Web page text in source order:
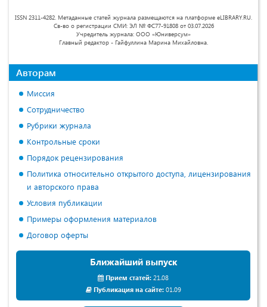
ISSN 2311-4282. Метаданные статей журнала размещаются на платформе eLIBRARY.RU.
Св-во о регистрации СМИ: ЭЛ № ФС77-91808 от 03.07.2026
Учредитель журнала: ООО «Юниверсум»
Главный редактор - Гайфуллина Марина Михайловна.
Авторам
Миссия
Сотрудничество
Рубрики журнала
Контрольные сроки
Порядок рецензирования
Политика относительно открытого доступа, лицензирования
и авторского права
Условия публикации
Примеры оформления материалов
Договор оферты
Ближайший выпуск
Прием статей: 21.08
Публикация на сайте:01.09